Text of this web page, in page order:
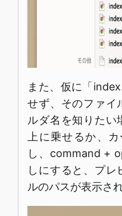
また、仮に「
せず、そのファイ
ルダ名を知りたい
上に乗せるか、
し、command +
しにすると、プレ
ルのパスが表示さ